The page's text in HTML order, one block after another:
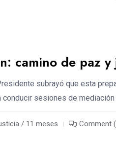
camino de paz
subrayó que esta
conducir sesiones de
/ 11 meses Comment